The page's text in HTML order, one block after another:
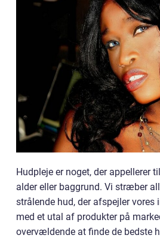
Hudpleje er noget, der appellerer
alder eller baggrund. Vi stræber
strålende hud, der afspejler vores
med et utal af produkter på
overvældende at finde de bedste